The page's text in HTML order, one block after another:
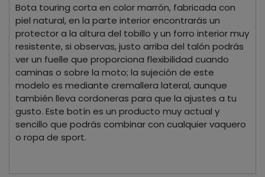
Bota touring corta en color marrón, fabricada con
piel natural, en la parte interior encontrarás un
protector a la altura del tobillo y un forro interior muy
resistente, si observas, justo arriba del talón podrás
ver un fuelle que proporciona flexibilidad cuando
caminas o sobre la moto; la sujeción de este
modelo es mediante cremallera lateral, aunque
también lleva cordoneras para que la ajustes a tu
gusto. Este botín es un producto muy actual y
sencillo que podrás combinar con cualquier vaquero
o ropa de sport.